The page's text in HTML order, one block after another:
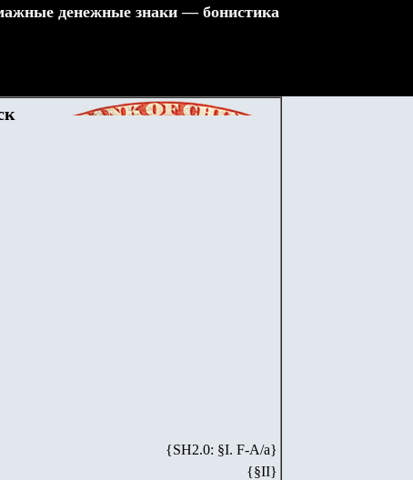
денежные знаки — бонистика
{SH2.0: §I. F-А/а}
{§II}